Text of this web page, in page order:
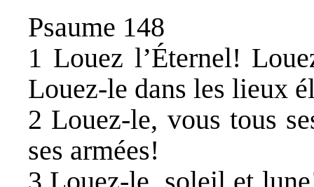
Psaume 148
1 Louez l’Éternel!
Louez-le dans les lieux
2 Louez-le, vous tous
ses armées!